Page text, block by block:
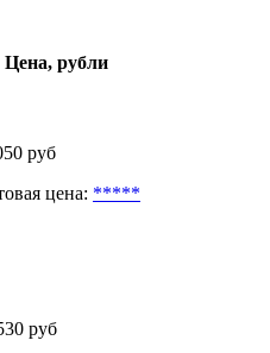
Цена, рубли
руб
цена: *****
руб